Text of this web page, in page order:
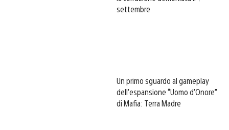
settembre
Un primo sguardo al gameplay
dell’espansione “Uomo d’Onore”
di Mafia: Terra Madre